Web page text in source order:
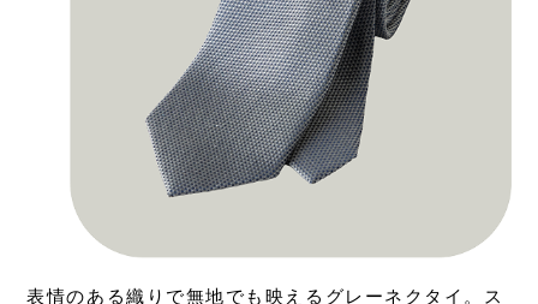
表情のある織りで無地でも映えるグレーネクタイ。ス